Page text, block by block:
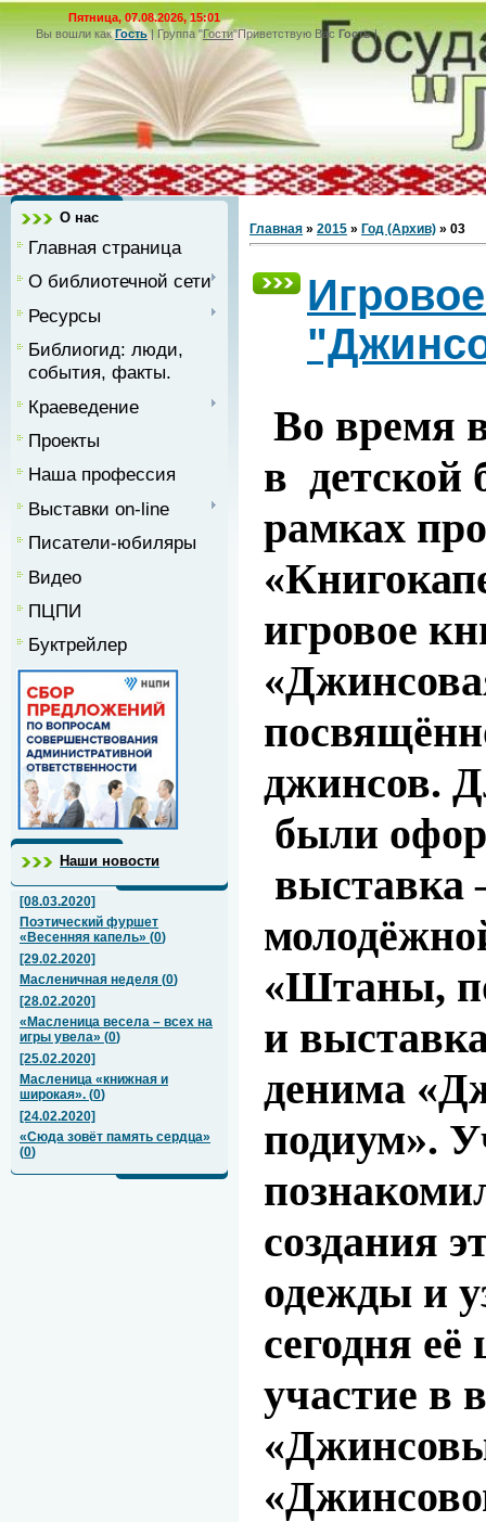
Пятница, 07.08.2026, 15:01
Вы вошли как Гость|Группа"Гости"Приветствую Вас Гость|
О нас
Главная страница
О библиотечной сети
Ресурсы
Библиогид: люди,
события, факты.
Краеведение
Проекты
Наша профессия
Выставки on-line
Писатели-юбиляры
Видео
ПЦПИ
Буктрейлер
Наши новости
[08.03.2020]
Поэтический фуршет
«Весенняя капель» (0)
[29.02.2020]
Масленичная неделя (0)
[28.02.2020]
«Масленица весела – всех на
игры увела» (0)
[25.02.2020]
Масленица «книжная и
широкая». (0)
[24.02.2020]
«Сюда зовёт память сердца»
(0)
Главная » 2015 » Год (Архив) » 03
Во время
в детской
рамках
игровое
джинсов.
были
выставка
«Штаны,
и
денима
подиум».
создания
одежды и
сегодня
участие в